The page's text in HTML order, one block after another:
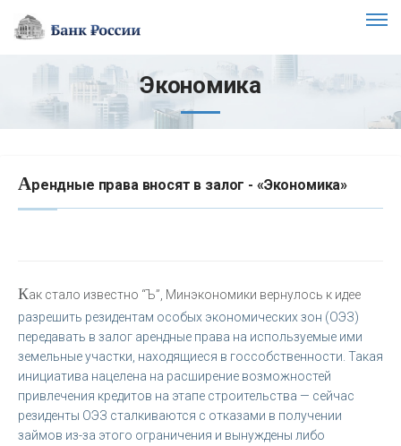
Экономика
Арендные права вносят в залог - «Экономика»
Как стало известно “Ъ”, Минэкономики вернулось к идее
разрешить резидентам особых экономических зон (ОЭЗ)
передавать в залог арендные права на используемые ими
земельные участки, находящиеся в госсобственности. Такая
инициатива нацелена на расширение возможностей
привлечения кредитов на этапе строительства — сейчас
резиденты ОЭЗ сталкиваются с отказами в получении
займов из-за этого ограничения и вынуждены либо